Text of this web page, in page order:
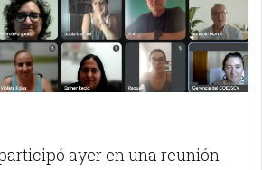
ayer en una reunión